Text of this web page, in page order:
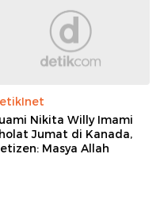
Nikita Willy Imami
Jumat di Kanada,
Masya Allah